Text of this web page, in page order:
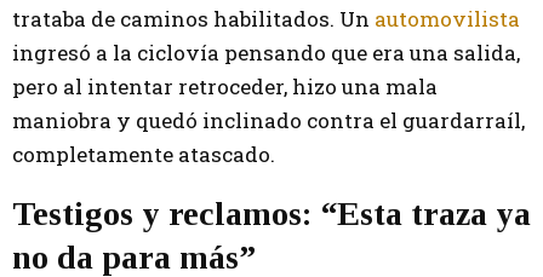
trataba de caminos habilitados. Un automovilista
ingresó a la ciclovía pensando que era una salida,
pero al intentar retroceder, hizo una mala
maniobra y quedó inclinado contra el guardarraíl,
completamente atascado.
Testigos y reclamos: “Esta traza ya
no da para más”